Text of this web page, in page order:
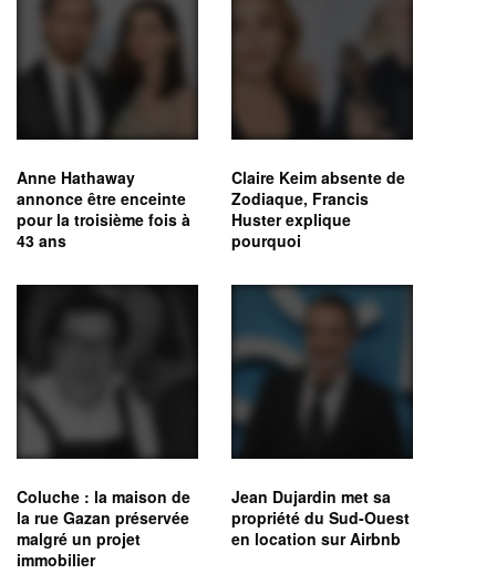
Anne Hathaway
annonce être enceinte
pour la troisième fois à
43 ans
Claire Keim absente de
Zodiaque, Francis
Huster explique
pourquoi
Coluche : la maison de
la rue Gazan préservée
malgré un projet
immobilier
Jean Dujardin met sa
propriété du Sud-Ouest
en location sur Airbnb